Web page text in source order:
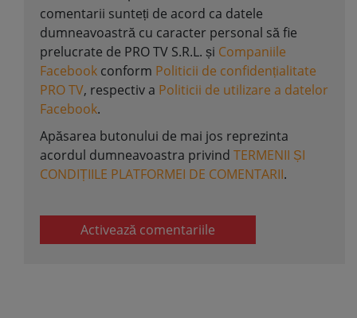
comentarii sunteți de acord ca datele
dumneavoastră cu caracter personal să fie
prelucrate de PRO TV S.R.L. și Companiile
Facebook conform Politicii de confidențialitate
PRO TV, respectiv a Politicii de utilizare a datelor
Facebook.
Apăsarea butonului de mai jos reprezinta
acordul dumneavoastra privind TERMENII ȘI
CONDIȚIILE PLATFORMEI DE COMENTARII.
Activează comentariile